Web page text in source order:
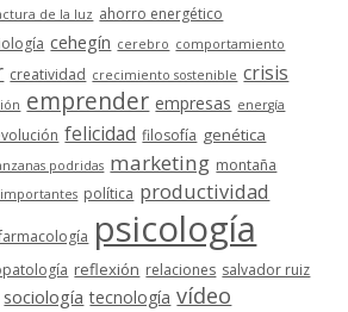
de la luz ahorro energético
cehegín cerebro comportamiento
creatividad crecimiento sostenible crisis
emprender empresas energía
felicidad filosofía genética
podridas marketing montaña
política productividad
psicología
reflexión relaciones salvador ruiz
sociología tecnología vídeo